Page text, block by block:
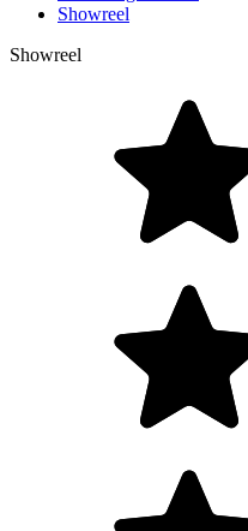
Showreel
Showreel